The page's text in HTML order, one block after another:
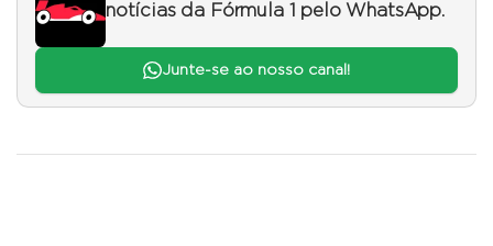
notícias da Fórmula 1 pelo WhatsApp.
Junte-se ao nosso canal!